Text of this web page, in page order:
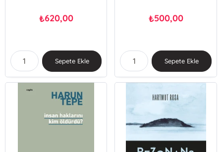
₺620,00
Sepete Ekle
₺500,00
Sepete Ekle